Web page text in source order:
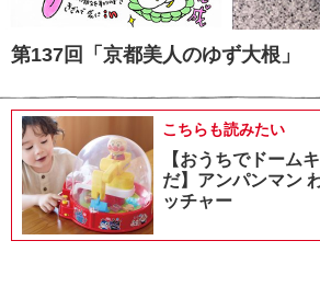
第137回「京都美人のゆず大根」
こちらも読みたい
【おうちでドーム
だ】アンパンマン
ッチャー